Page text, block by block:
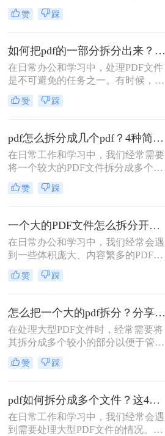
知道该如何下手？PDF是一种常用的
文件格式，但是在某些情况下，我们
绍几种简单的方法，帮助你轻松拆分
PDF文件。
赞 踩
如何把pdf的一部分拆分出来？这3种分割方法很简单！
在日常办公和学习中，处理PDF文件
是不可避免的任务之一。有时候，我
们需要从一份PDF文件中提取出某一
部分内容，以便与他人分享或用于其
出来呢？本文将介绍三种将PDF的一
部分拆分出来的方法。
赞 踩
pdf怎么拆分成几个pdf？4种简单方法分享~
在日常工作和学习中，我们经常需要
将一个较大的PDF文件拆分成多个较
小的PDF文件，以便于管理和分享。
那么pdf怎么拆分成几个pdf呢？以下
法，帮助用户轻松完成拆分任务。
赞 踩
一个大的PDF文件怎么拆分开成几个文件？这三种PDF拆分方法轻松搞定！
在日常办公和学习中，我们经常会遇
到一些体积庞大、内容繁多的PDF文
件。这些文件可能包含多个章节、报
告或文档，但出于某种需要，我们可
便于分享、存储或阅读。那么一个大
的PDF文件怎么拆分开成几个文件
呢？本文将为您介绍几种实用的方
法，帮助您轻松将一个大的PDF文件
拆分成多个文件。
赞 踩
怎么把一个大的pdf拆分？分享三种分割文件的方法！
在处理大型PDF文件时，经常需要将
其拆分成多个较小的部分以便于管
理、分享或分别处理不同的章节。无
论是学术研究、项目管理还是日常办
非常实用的技能。以下是一篇关于怎
么把一个大的pdf拆分的详细指南。
赞 踩
pdf如何拆分成多个文件？这4种方法教你轻松拆分！
在日常工作和学习中，我们经常会遇
到需要处理大型PDF文件的情况。有